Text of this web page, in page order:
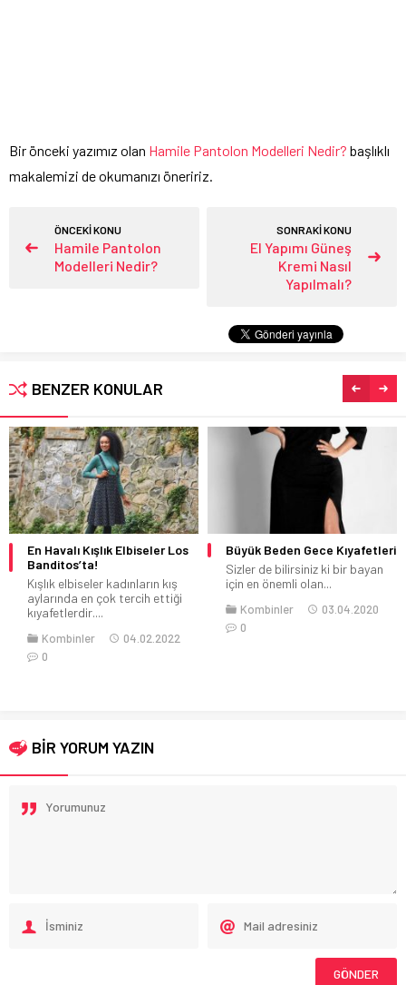
Bir önceki yazımız olan Hamile Pantolon Modelleri Nedir? başlıklı
makalemizi de okumanızı öneririz.
ÖNCEKİ KONU
Hamile Pantolon
Modelleri Nedir?
SONRAKİ KONU
El Yapımı Güneş
Kremi Nasıl
Yapılmalı?
BENZER KONULAR
En Havalı Kışlık Elbiseler Los
Banditos’ta!
Kışlık elbiseler kadınların kış
aylarında en çok tercih ettiği
kıyafetlerdir....
Kombinler
04.02.2022
0
Büyük Beden Gece Kıyafetleri
Sizler de bilirsiniz ki bir bayan
için en önemli olan...
Kombinler
03.04.2020
0
BİR YORUM YAZIN